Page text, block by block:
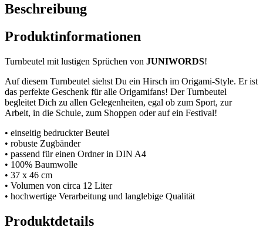
Beschreibung
Produktinformationen
Turnbeutel mit lustigen Sprüchen von JUNIWORDS!
Auf diesem Turnbeutel siehst Du ein Hirsch im Origami-Style. Er ist
das perfekte Geschenk für alle Origamifans! Der Turnbeutel
begleitet Dich zu allen Gelegenheiten, egal ob zum Sport, zur
Arbeit, in die Schule, zum Shoppen oder auf ein Festival!
• einseitig bedruckter Beutel
• robuste Zugbänder
• passend für einen Ordner in DIN A4
• 100% Baumwolle
• 37 x 46 cm
• Volumen von circa 12 Liter
• hochwertige Verarbeitung und langlebige Qualität
Produktdetails